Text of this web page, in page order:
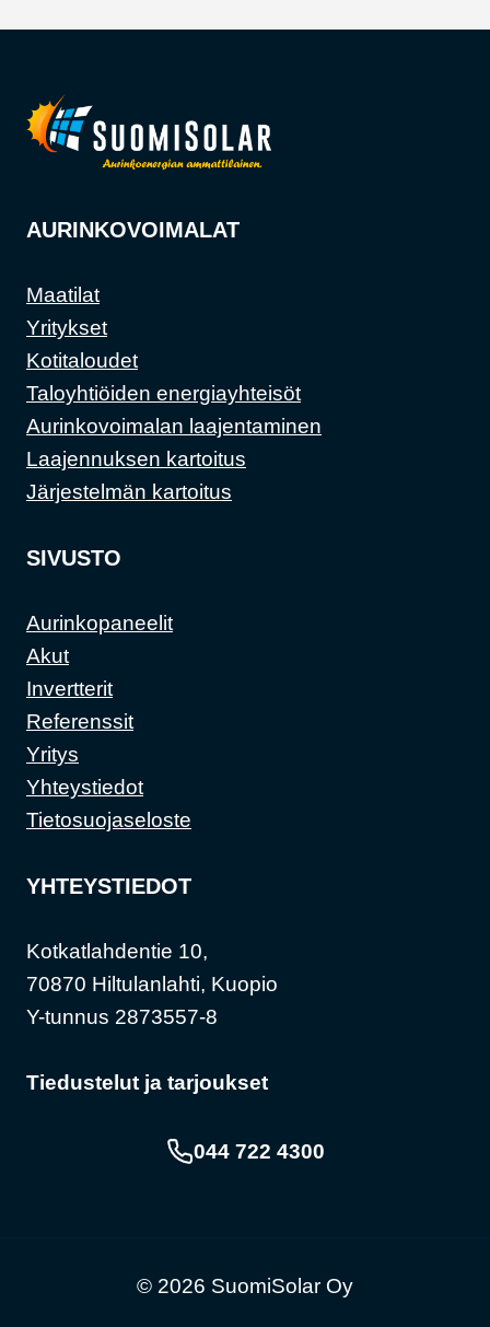
AURINKOVOIMALAT
Maatilat
Yritykset
Kotitaloudet
Taloyhtiöiden energiayhteisöt
Aurinkovoimalan laajentaminen
Laajennuksen kartoitus
Järjestelmän kartoitus
SIVUSTO
Aurinkopaneelit
Akut
Invertterit
Referenssit
Yritys
Yhteystiedot
Tietosuojaseloste
YHTEYSTIEDOT
Kotkatlahdentie 10,
70870 Hiltulanlahti, Kuopio
Y-tunnus 2873557-8
Tiedustelut ja tarjoukset
044 722 4300
© 2026 SuomiSolar Oy